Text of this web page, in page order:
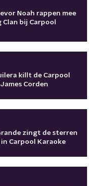
Noah rappen mee
bij Carpool
killt de Carpool
Corden
zingt de sterren
Carpool Karaoke